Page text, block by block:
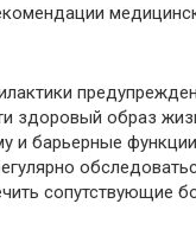
здоровый образ
и барьерные
сопутствующие